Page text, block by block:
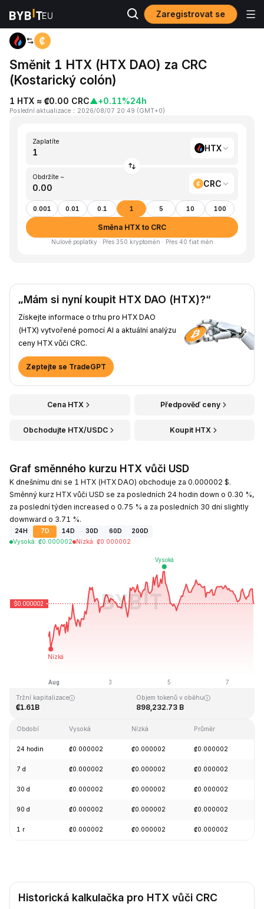
Zaregistrovat se
Domů HTX to CRC
Směnit 1 HTX (HTX DAO) za CRC
(Kostarický colón)
1 HTX ≈ ₡0.00 CRC▲+0.11%24h
Poslední aktualizace ： 2026/08/07 20:49 (GMT+0)
Zaplatíte
HTX
Obdržíte ~
CRC
0.001 0.01 0.1 1 5 10 100
Směna HTX to CRC
Nulové poplatky · Přes 350 kryptoměn · Přes 40 fiat měn
„Mám si nyní koupit HTX DAO (HTX)?“
Získejte informace o trhu pro HTX DAO
(HTX) vytvořené pomocí AI a aktuální analýzu
ceny HTX vůči CRC.
Zeptejte se TradeGPT
Cena HTX Předpověď ceny
Obchodujte HTX/USDC Koupit HTX
Graf směnného kurzu HTX vůči USD
K dnešnímu dni se 1 HTX (HTX DAO) obchoduje za 0.000002 $.
Směnný kurz HTX vůči USD se za posledních 24 hodin down o 0.30 %,
za poslední týden increased o 0.75 % a za posledních 30 dní slightly
downward o 3.71 %.
24H 7D 14D 30D 60D
200D
Vysoká: ₡0.000002 Nízká: ₡0.000002
Naposledy aktualizováno: 2026-08-07, 20:49 GMT+0
₡0.000004 ₡0.000001
Tržní kapitalizace
₡1.61B
Objem tokenů v oběhu
898,232.73 B
Období Vysoká Nízká Průměr
24 hodin ₡0.000002 ₡0.000002 ₡0.000002
7 d ₡0.000002 ₡0.000002 ₡0.000002
30 d ₡0.000002 ₡0.000002 ₡0.000002
90 d ₡0.000002 ₡0.000002 ₡0.000002
1 r ₡0.000002 ₡0.000002 ₡0.000002
Historická kalkulačka pro HTX vůči CRC